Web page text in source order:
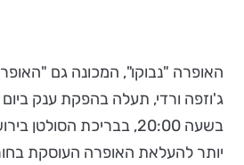
האופרה "נבוקו", המכונה גם
בשעה 20:00, בבריכת
יותר להעלאת האופרה העוסקת